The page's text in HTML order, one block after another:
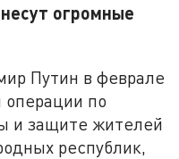
огромные
Путин в феврале
операции по
и защите жителей
республик,